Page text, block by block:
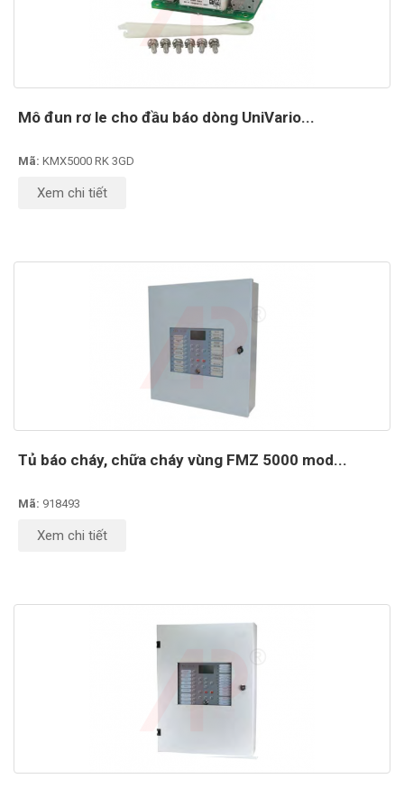
Mô đun rơ le cho đầu báo dòng UniVario...
Mã: KMX5000 RK 3GD
Xem chi tiết
Tủ báo cháy, chữa cháy vùng FMZ 5000 mod...
Mã: 918493
Xem chi tiết